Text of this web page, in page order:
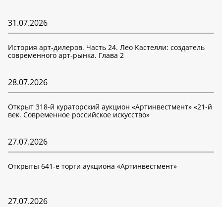
31.07.2026
История арт-дилеров. Часть 24. Лео Кастелли: создатель
современного арт-рынка. Глава 2
28.07.2026
Открыт 318-й кураторский аукцион «Артинвестмент» «21-й
век. Современное российское искусство»
27.07.2026
Открыты 641-е торги аукциона «Артинвестмент»
27.07.2026